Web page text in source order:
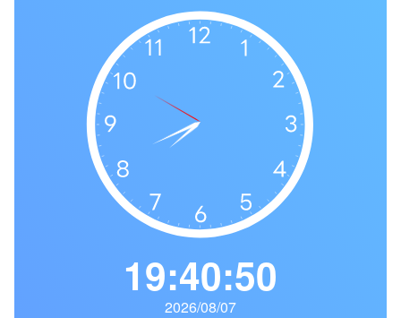
19:40:51
2026/08/07